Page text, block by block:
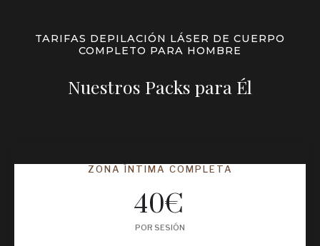
TARIFAS DEPILACIÓN LÁSER DE CUERPO
COMPLETO PARA HOMBRE
Nuestros Packs para Él
ZONA ÍNTIMA COMPLETA
40€
POR SESIÓN